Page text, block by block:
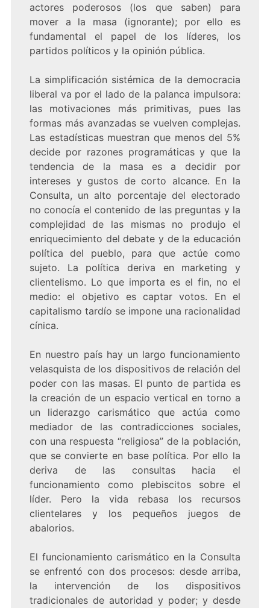
actores poderosos (los que saben) para
mover a la masa (ignorante); por ello es
fundamental el papel de los líderes, los
partidos políticos y la opinión pública.
La simplificación sistémica de la democracia
liberal va por el lado de la palanca impulsora:
las motivaciones más primitivas, pues las
formas más avanzadas se vuelven complejas.
Las estadísticas muestran que menos del 5%
decide por razones programáticas y que la
tendencia de la masa es a decidir por
intereses y gustos de corto alcance. En la
Consulta, un alto porcentaje del electorado
no conocía el contenido de las preguntas y la
complejidad de las mismas no produjo el
enriquecimiento del debate y de la educación
política del pueblo, para que actúe como
sujeto. La política deriva en marketing y
clientelismo. Lo que importa es el fin, no el
medio: el objetivo es captar votos. En el
capitalismo tardío se impone una racionalidad
cínica.
En nuestro país hay un largo funcionamiento
velasquista de los dispositivos de relación del
poder con las masas. El punto de partida es
la creación de un espacio vertical en torno a
un liderazgo carismático que actúa como
mediador de las contradicciones sociales,
con una respuesta “religiosa” de la población,
que se convierte en base política. Por ello la
deriva de las consultas hacia el
funcionamiento como plebiscitos sobre el
líder. Pero la vida rebasa los recursos
clientelares y los pequeños juegos de
abalorios.
El funcionamiento carismático en la Consulta
se enfrentó con dos procesos: desde arriba,
la intervención de los dispositivos
tradicionales de autoridad y poder; y desde